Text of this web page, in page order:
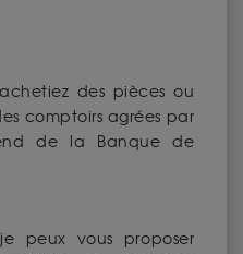
des pièces ou
comptoirs agrées par
de la Banque de
peux vous proposer